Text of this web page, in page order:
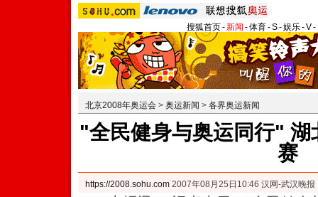
搜狐首页-新闻 -体育-S-娱乐-V-
北京2008年奥运会 > 奥运新闻 > 各界奥运新闻
"全民健身与奥运同行" 湖
赛
https://2008.sohu.com 2007年08月25日10:46 汉网-武汉晚报